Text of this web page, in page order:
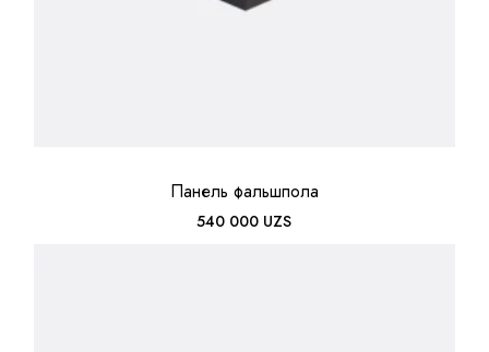
Панель фальшпола
540 000 UZS